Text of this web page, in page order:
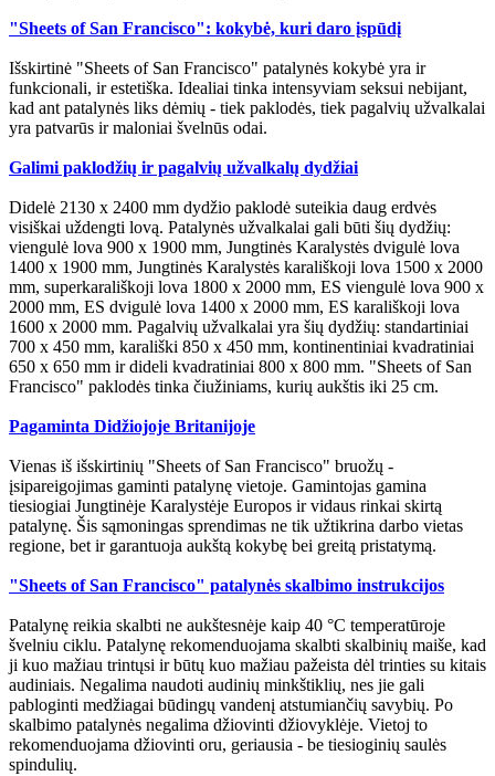
"Sheets of San Francisco": kokybė, kuri daro įspūdį
Išskirtinė "Sheets of San Francisco" patalynės kokybė yra ir
funkcionali, ir estetiška. Idealiai tinka intensyviam seksui nebijant,
kad ant patalynės liks dėmių - tiek paklodės, tiek pagalvių užvalkalai
yra patvarūs ir maloniai švelnūs odai.
Galimi paklodžių ir pagalvių užvalkalų dydžiai
Didelė 2130 x 2400 mm dydžio paklodė suteikia daug erdvės
visiškai uždengti lovą. Patalynės užvalkalai gali būti šių dydžių:
viengulė lova 900 x 1900 mm, Jungtinės Karalystės dvigulė lova
1400 x 1900 mm, Jungtinės Karalystės karališkoji lova 1500 x 2000
mm, superkarališkoji lova 1800 x 2000 mm, ES viengulė lova 900 x
2000 mm, ES dvigulė lova 1400 x 2000 mm, ES karališkoji lova
1600 x 2000 mm. Pagalvių užvalkalai yra šių dydžių: standartiniai
700 x 450 mm, karališki 850 x 450 mm, kontinentiniai kvadratiniai
650 x 650 mm ir dideli kvadratiniai 800 x 800 mm. "Sheets of San
Francisco" paklodės tinka čiužiniams, kurių aukštis iki 25 cm.
Pagaminta Didžiojoje Britanijoje
Vienas iš išskirtinių "Sheets of San Francisco" bruožų -
įsipareigojimas gaminti patalynę vietoje. Gamintojas gamina
tiesiogiai Jungtinėje Karalystėje Europos ir vidaus rinkai skirtą
patalynę. Šis sąmoningas sprendimas ne tik užtikrina darbo vietas
regione, bet ir garantuoja aukštą kokybę bei greitą pristatymą.
"Sheets of San Francisco" patalynės skalbimo instrukcijos
Patalynę reikia skalbti ne aukštesnėje kaip 40 °C temperatūroje
švelniu ciklu. Patalynę rekomenduojama skalbti skalbinių maiše, kad
ji kuo mažiau trintųsi ir būtų kuo mažiau pažeista dėl trinties su kitais
audiniais. Negalima naudoti audinių minkštiklių, nes jie gali
pabloginti medžiagai būdingų vandenį atstumiančių savybių. Po
skalbimo patalynės negalima džiovinti džiovyklėje. Vietoj to
rekomenduojama džiovinti oru, geriausia - be tiesioginių saulės
spindulių.